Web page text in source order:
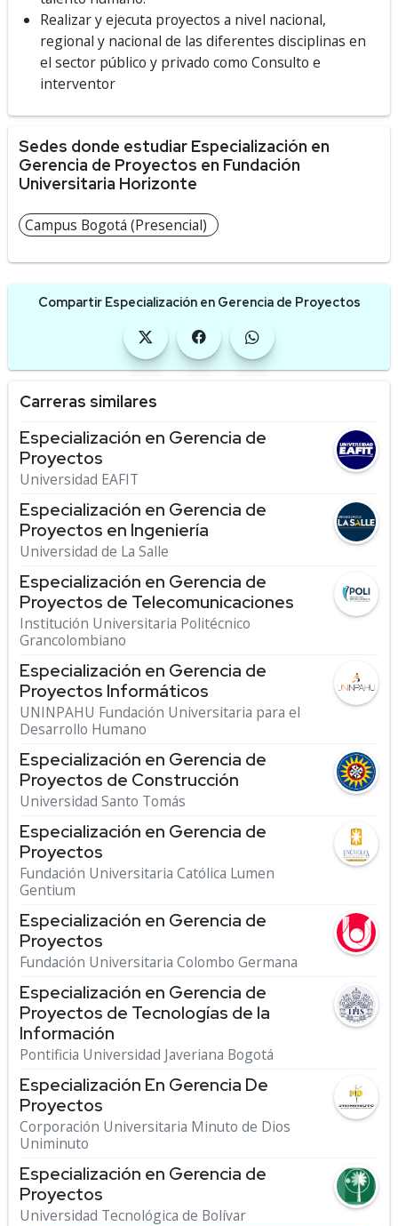
Realizar y ejecuta proyectos a nivel nacional,
regional y nacional de las diferentes disciplinas en
el sector público y privado como Consulto e
interventor
Sedes donde estudiar Especialización en
Gerencia de Proyectos en Fundación
Universitaria Horizonte
Campus Bogotá (Presencial)
Compartir Especialización en Gerencia de Proyectos
Carreras similares
Especialización en Gerencia de
Proyectos
Universidad EAFIT
Especialización en Gerencia de
Proyectos en Ingeniería
Universidad de La Salle
Especialización en Gerencia de
Proyectos de Telecomunicaciones
Institución Universitaria Politécnico
Grancolombiano
Especialización en Gerencia de
Proyectos Informáticos
UNINPAHU Fundación Universitaria para el
Desarrollo Humano
Especialización en Gerencia de
Proyectos de Construcción
Universidad Santo Tomás
Especialización en Gerencia de
Proyectos
Fundación Universitaria Católica Lumen
Gentium
Especialización en Gerencia de
Proyectos
Fundación Universitaria Colombo Germana
Especialización en Gerencia de
Proyectos de Tecnologías de la
Información
Pontificia Universidad Javeriana Bogotá
Especialización En Gerencia De
Proyectos
Corporación Universitaria Minuto de Dios
Uniminuto
Especialización en Gerencia de
Proyectos
Universidad Tecnológica de Bolívar